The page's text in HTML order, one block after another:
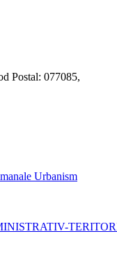
Postal: 077085,
Urbanism